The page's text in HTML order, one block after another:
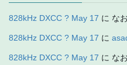
828kHz DXCC ? May 17 に な
828kHz DXCC ? May 17 に
828kHz DXCC ? May 17 に な